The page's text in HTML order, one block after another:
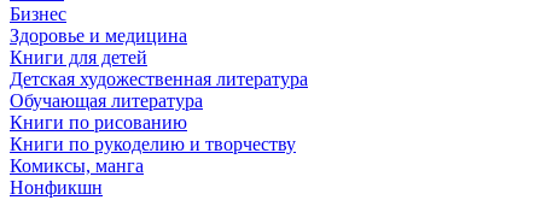
Бизнес
Здоровье и медицина
Книги для детей
Детская художественная литература
Обучающая литература
Книги по рисованию
Книги по рукоделию и творчеству
Комиксы, манга
Нонфикшн